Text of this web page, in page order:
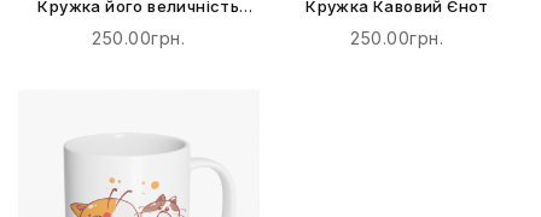
Кружка його величність
тато
250.00грн.
Кружка Кавовий Єнот
250.00грн.